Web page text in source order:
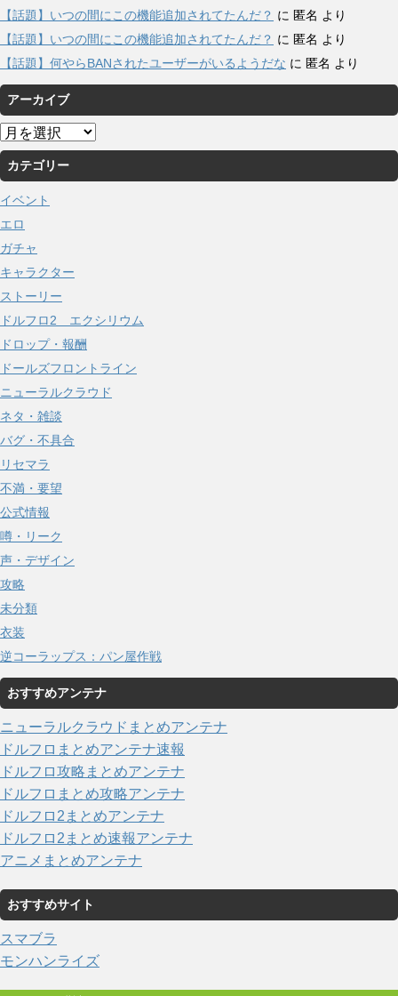
【話題】いつの間にこの機能追加されてたんだ？ に 匿名 より
【話題】いつの間にこの機能追加されてたんだ？ に 匿名 より
【話題】何やらBANされたユーザーがいるようだな に 匿名 より
アーカイブ
ア
ー
カ
イ
ブ
カテゴリー
イベント
エロ
ガチャ
キャラクター
ストーリー
ドルフロ2 エクシリウム
ドロップ・報酬
ドールズフロントライン
ニューラルクラウド
ネタ・雑談
バグ・不具合
リセマラ
不満・要望
公式情報
噂・リーク
声・デザイン
攻略
未分類
衣装
逆コーラップス：パン屋作戦
おすすめアンテナ
ニューラルクラウドまとめアンテナ
ドルフロまとめアンテナ速報
ドルフロ攻略まとめアンテナ
ドルフロまとめ攻略アンテナ
ドルフロ2まとめアンテナ
ドルフロ2まとめ速報アンテナ
アニメまとめアンテナ
おすすめサイト
スマブラ
モンハンライズ